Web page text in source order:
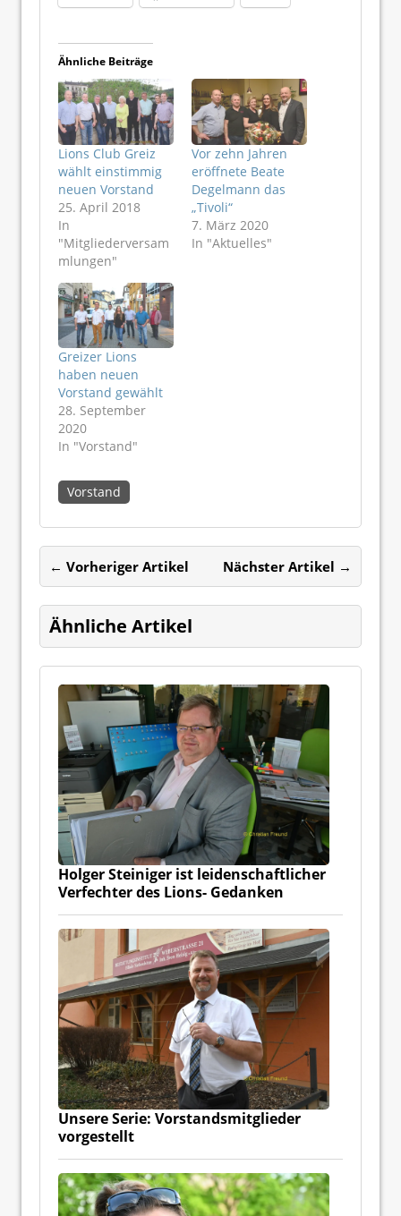
Ähnliche Beiträge
Lions Club Greiz
wählt einstimmig
neuen Vorstand
25. April 2018
In
"Mitgliederversam
mlungen"
Vor zehn Jahren
eröffnete Beate
Degelmann das
„Tivoli“
7. März 2020
In "Aktuelles"
Greizer Lions
haben neuen
Vorstand gewählt
28. September
2020
In "Vorstand"
Vorstand
← Vorheriger Artikel Nächster Artikel →
Ähnliche Artikel
Holger Steiniger ist leidenschaftlicher
Verfechter des Lions- Gedanken
Unsere Serie: Vorstandsmitglieder
vorgestellt